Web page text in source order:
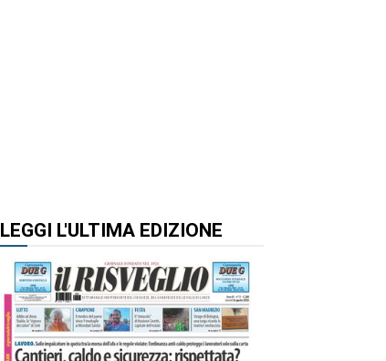
LEGGI L'ULTIMA EDIZIONE